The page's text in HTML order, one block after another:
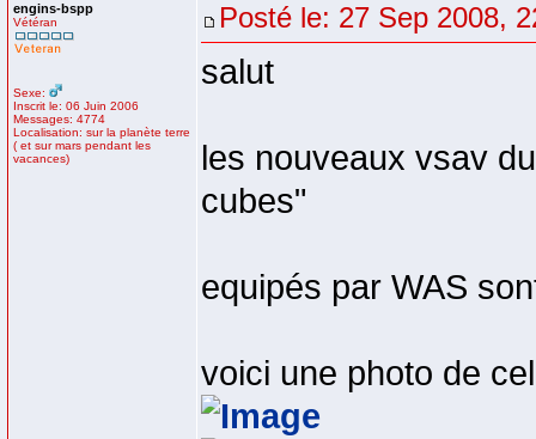
engins-bspp
Vétéran
Sexe:
Inscrit le: 06 Juin 2006
Messages: 4774
Localisation: sur la planète terre
( et sur mars pendant les
vacances)
Posté le: 27 Sep 2008,
salut
les nouveaux vsav
cubes"
equipés par WAS
voici une photo de